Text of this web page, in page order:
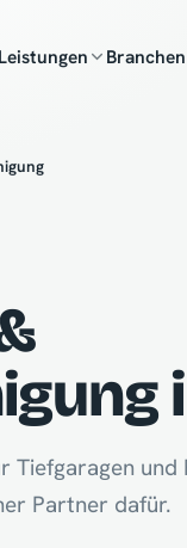
Leistungen Branchen
und
Partner dafür.